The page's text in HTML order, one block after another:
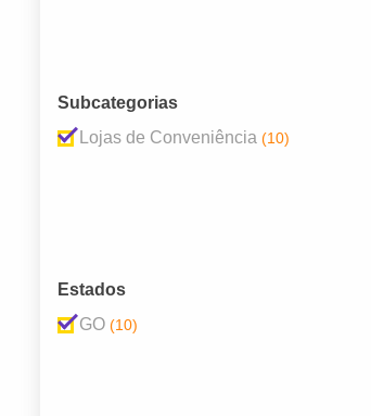
Subcategorias
Lojas de Conveniência (10)
Estados
GO (10)